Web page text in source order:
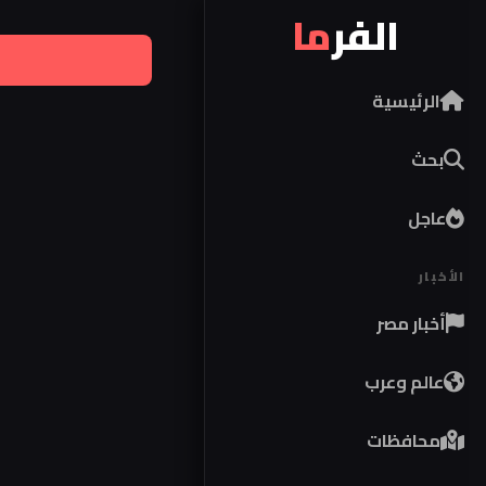
الفرما
الرئيسية
بحث
عاجل
الأخبار
أخبار مصر
عالم وعرب
محافظات